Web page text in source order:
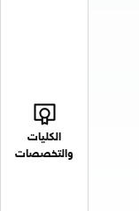
الكليات
والتخصصات